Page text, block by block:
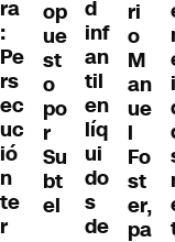
ra
:
Pe
rs
ec
uc
ió
n
te
r
op
ue
st
o
po
r
Su
bt
el
d
inf
an
til
en
líq
ui
do
s
de
ri
o
M
an
ue
l
Fo
st
er,
pa